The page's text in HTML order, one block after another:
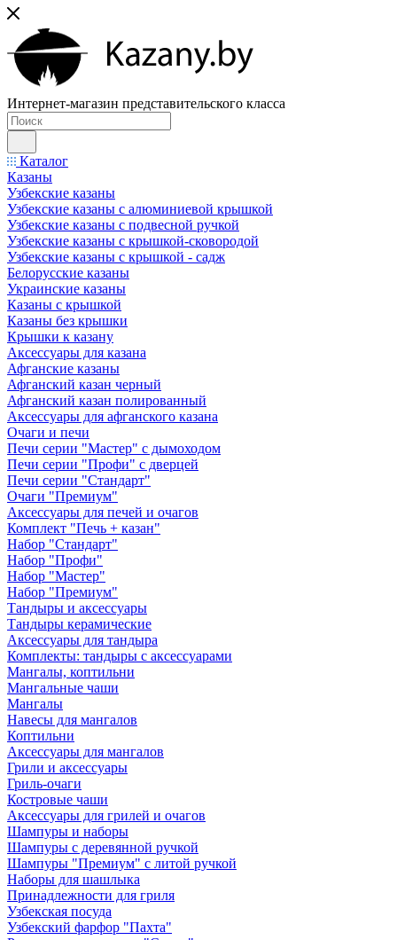
Интернет-магазин представительского класса
Каталог
Казаны
Узбекские казаны
Узбекские казаны с алюминиевой крышкой
Узбекские казаны с подвесной ручкой
Узбекские казаны с крышкой-сковородой
Узбекские казаны с крышкой - садж
Белорусские казаны
Украинские казаны
Казаны с крышкой
Казаны без крышки
Крышки к казану
Аксессуары для казана
Афганские казаны
Афганский казан черный
Афганский казан полированный
Аксессуары для афганского казана
Очаги и печи
Печи серии "Мастер" с дымоходом
Печи серии "Профи" с дверцей
Печи серии "Стандарт"
Очаги "Премиум"
Аксессуары для печей и очагов
Комплект "Печь + казан"
Набор "Стандарт"
Набор "Профи"
Набор "Мастер"
Набор "Премиум"
Тандыры и аксессуары
Тандыры керамические
Аксессуары для тандыра
Комплекты: тандыры с аксессуарами
Мангалы, коптильни
Мангальные чаши
Мангалы
Навесы для мангалов
Коптильни
Аксессуары для мангалов
Грили и аксессуары
Гриль-очаги
Костровые чаши
Аксессуары для грилей и очагов
Шампуры и наборы
Шампуры с деревянной ручкой
Шампуры "Премиум" с литой ручкой
Наборы для шашлыка
Принадлежности для гриля
Узбекская посуда
Узбекский фарфор "Пахта"